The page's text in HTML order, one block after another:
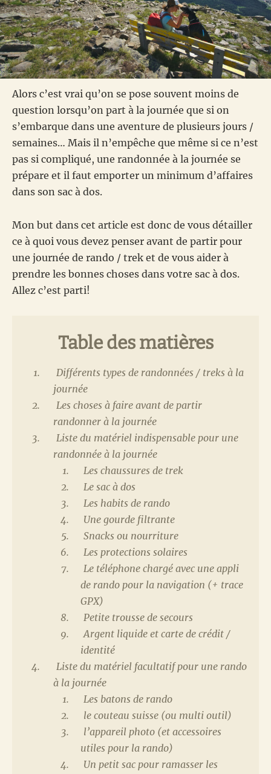
Alors c’est vrai qu’on se pose souvent moins de
question lorsqu’on part à la journée que si on
s’embarque dans une aventure de plusieurs jours /
semaines… Mais il n’empêche que même si ce n’est
pas si compliqué, une randonnée à la journée se
prépare et il faut emporter un minimum d’affaires
dans son sac à dos.
Mon but dans cet article est donc de vous détailler
ce à quoi vous devez penser avant de partir pour
une journée de rando / trek et de vous aider à
prendre les bonnes choses dans votre sac à dos.
Allez c’est parti!
Table des matières
Différents types de randonnées / treks à la
journée
Les choses à faire avant de partir
randonner à la journée
Liste du matériel indispensable pour une
randonnée à la journée
Les chaussures de trek
Le sac à dos
Les habits de rando
Une gourde filtrante
Snacks ou nourriture
Les protections solaires
Le téléphone chargé avec une appli
de rando pour la navigation (+ trace
GPX)
Petite trousse de secours
Argent liquide et carte de crédit /
identité
Liste du matériel facultatif pour une rando
à la journée
Les batons de rando
le couteau suisse (ou multi outil)
l’appareil photo (et accessoires
utiles pour la rando)
Un petit sac pour ramasser les